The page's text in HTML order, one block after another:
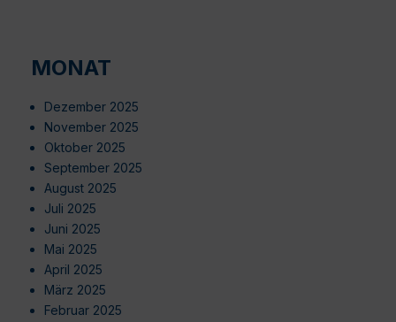
MONAT
Dezember 2025
November 2025
Oktober 2025
September 2025
August 2025
Juli 2025
Juni 2025
Mai 2025
April 2025
März 2025
Februar 2025